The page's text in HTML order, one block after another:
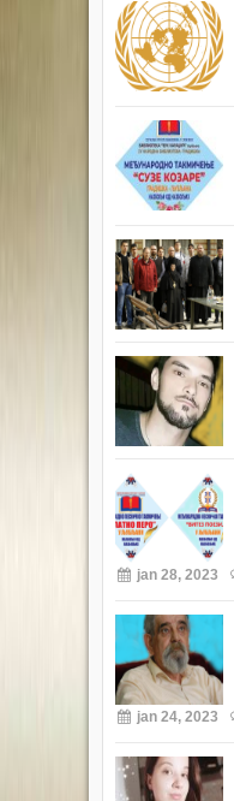
jan 28, 2023
jan 24, 2023